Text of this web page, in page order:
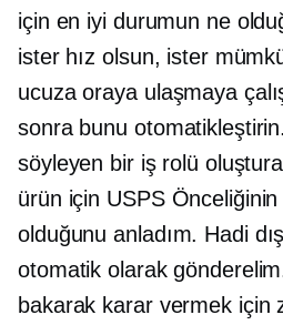
için en iyi durumun ne
ister hız olsun, ister
ucuza oraya ulaşmaya
sonra bunu
söyleyen bir iş rolü
ürün için USPS
olduğunu anladım. Hadi
otomatik olarak
bakarak karar vermek için